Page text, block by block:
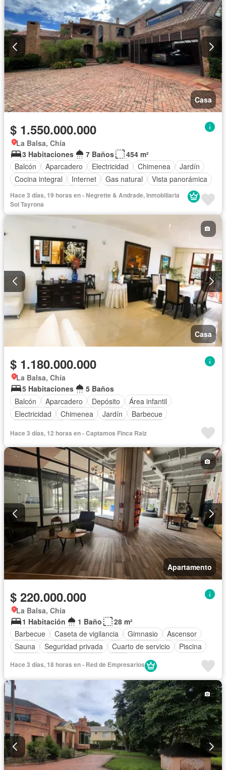
Casa
$ 1.550.000.000
La Balsa, Chía
3 Habitaciones
7 Baños
454 m²
Balcón
Aparcadero Electricidad Chimenea
Jardín
Cocina integral
Internet Gas natural
Vista panorámica
Cuarto de servicio
Agua Patio
Hace 3 días, 19 horas en - Negrette & Andrade, Inmobiliaria
Sol Tayrona
Casa
$ 1.180.000.000
La Balsa, Chía
5 Habitaciones
5 Baños
Balcón
Aparcadero Depósito
Área infantil
Electricidad
Chimenea Jardín
Barbecue
Seguridad privada
Cuarto de servicio
Agua
Hace 3 días, 12 horas en - Captamos Finca Raiz
Apartamento
$ 220.000.000
La Balsa, Chía
1 Habitación
1 Baño
28 m²
Barbecue
Caseta de vigilancia Gimnasio
Ascensor
Sauna
Seguridad privada Cuarto de servicio
Piscina
Hace 3 días, 18 horas en - Red de Empresarios